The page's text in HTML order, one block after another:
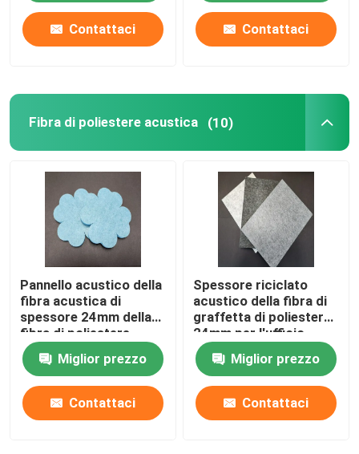
Panno di pulizia non tessuto
Cuscino del polimero
Contattaci Contattaci
Fibra di poliestere acustica (10)
Pannello acustico della
fibra acustica di
spessore 24mm della
fibra di poliestere
EN13501
Miglior prezzo
Contattaci
Spessore riciclato
acustico della fibra di
graffetta di poliestere
24mm per l'ufficio
Miglior prezzo
Contattaci